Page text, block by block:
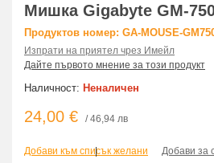
Мишка Gigabyte GM-
Продуктов номер: GA-MOUSE-
Изпрати на приятел чрез Имейл
Дайте първото мнение за този продукт
Наличност: Неналичен
24,00 € / 46,94 лв
Добави към списък желани
| Добави за